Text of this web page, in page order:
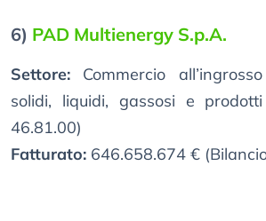
6) PAD Multienergy S.p.A.
Settore: Commercio
solidi, liquidi, gassosi e
46.81.00)
Fatturato: 646.658.674 €